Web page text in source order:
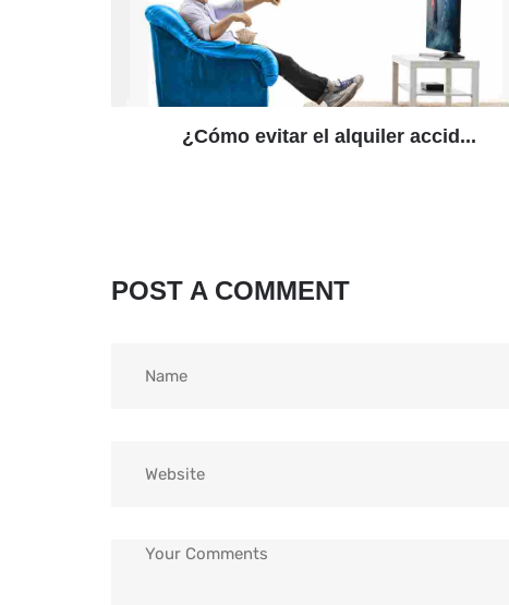
¿Cómo evitar el alquiler accid...
POST A COMMENT